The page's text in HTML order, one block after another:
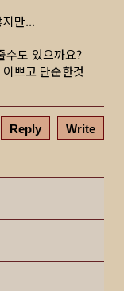
만...
수도 있으까요?
쁘고 단순한것
Reply Write